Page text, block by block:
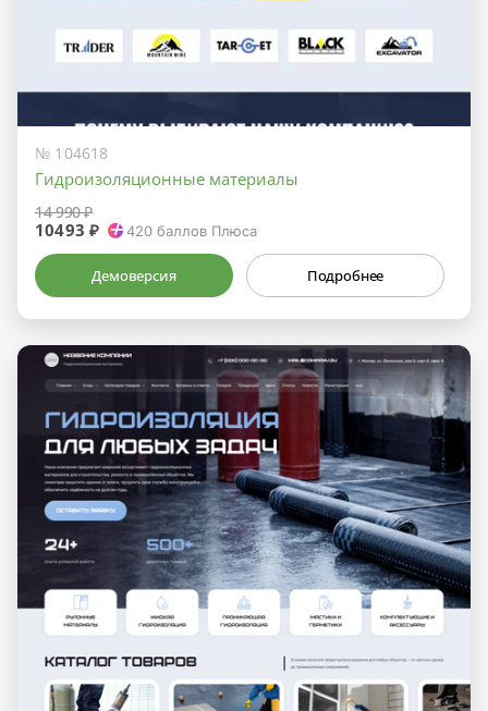
№ 104618
Гидроизоляционные материалы
14 990 ₽
10493 ₽ 420 баллов Плюса
Демоверсия Подробнее